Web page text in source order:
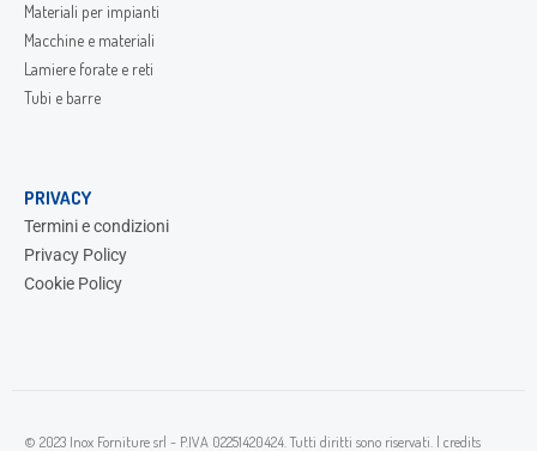
Materiali per impianti
Macchine e materiali
Lamiere forate e reti
Tubi e barre
PRIVACY
Termini e condizioni
Privacy Policy
Cookie Policy
© 2023 Inox Forniture srl - P.IVA 02251420424. Tutti diritti sono riservati. | credits